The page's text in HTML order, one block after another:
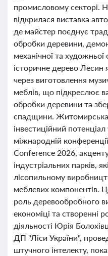
промисловому секторі.
відкрилася виставка
де майстер поєднує
обробки деревини,
механічної та
історичне дерево
через виготовлення
меблів, що підкреслює
обробки деревини та
спадщини. Житомирська
інвестиційний
міжнародній
Conference 2026,
індустріальних парків,
лісопильному
меблевих компонентів.
роль деревообробного
економіці та створенні
діяльності Юрія
ДП "Ліси України",
штучного інтелекту,